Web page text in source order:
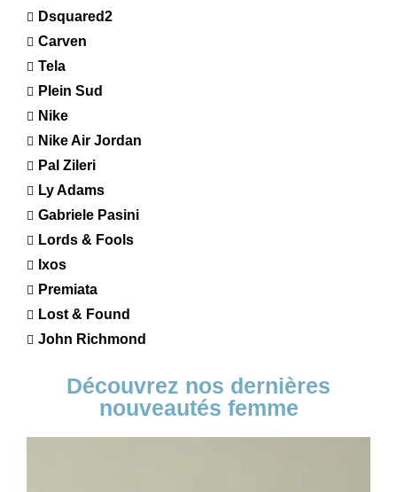
Dsquared2
Carven
Tela
Plein Sud
Nike
Nike Air Jordan
Pal Zileri
Ly Adams
Gabriele Pasini
Lords & Fools
Ixos
Premiata
Lost & Found
John Richmond
Découvrez nos dernières
nouveautés femme